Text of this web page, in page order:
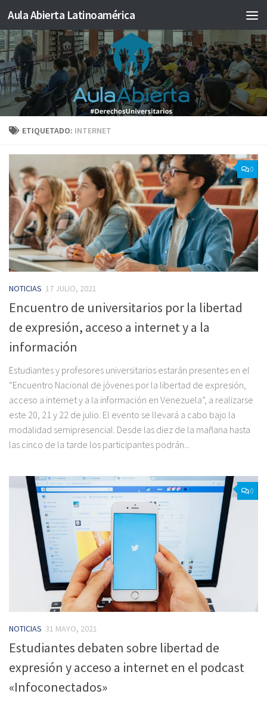
Saltar al contenido
Aula Abierta Latinoamérica
ETIQUETADO: INTERNET
0
NOTICIAS 17 JULIO, 2021
Encuentro de universitarios por la libertad
de expresión, acceso a internet y a la
información
Estudiantes y profesores universitarios estarán presentes en el
“Encuentro Nacional de jóvenes por la libertad de expresión,
acceso a internet y a la información en Venezuela”, a realizarse
este 20, 21 y 22 de julio. El evento se llevará a cabo bajo la
modalidad semipresencial. Desde las diez de la mañana hasta
las cinco de la tarde los participantes podrán...
0
NOTICIAS 31 MAYO, 2021
Estudiantes debaten sobre libertad de
expresión y acceso a internet en el podcast
«Infoconectados»